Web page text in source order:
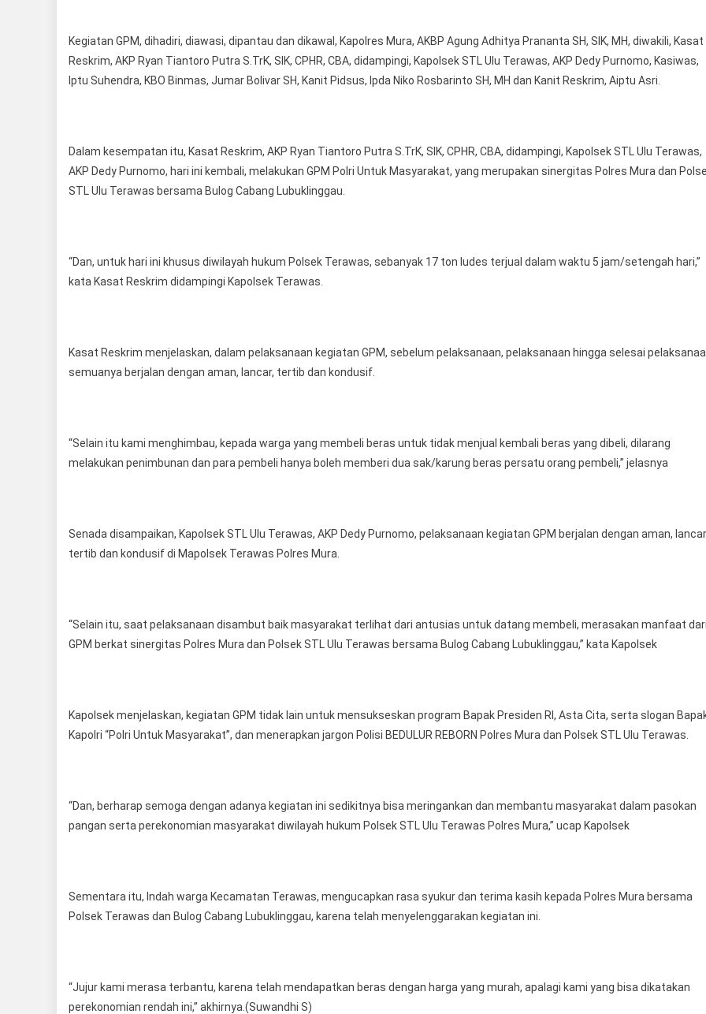
Kegiatan GPM, dihadiri, diawasi, dipantau dan dikawal, Kapolres Mura, AKBP Agung Adhitya Prananta SH, SIK, MH, diwakili, Kasat
Reskrim, AKP Ryan Tiantoro Putra S.TrK, SIK, CPHR, CBA, didampingi, Kapolsek STL Ulu Terawas, AKP Dedy Purnomo, Kasiwas,
Iptu Suhendra, KBO Binmas, Jumar Bolivar SH, Kanit Pidsus, Ipda Niko Rosbarinto SH, MH dan Kanit Reskrim, Aiptu Asri.
Dalam kesempatan itu, Kasat Reskrim, AKP Ryan Tiantoro Putra S.TrK, SIK, CPHR, CBA, didampingi, Kapolsek STL Ulu Terawas,
AKP Dedy Purnomo, hari ini kembali, melakukan GPM Polri Untuk Masyarakat, yang merupakan sinergitas Polres Mura dan
STL Ulu Terawas bersama Bulog Cabang Lubuklinggau.
“Dan, untuk hari ini khusus diwilayah hukum Polsek Terawas, sebanyak 17 ton ludes terjual dalam waktu 5 jam/setengah hari,”
kata Kasat Reskrim didampingi Kapolsek Terawas.
Kasat Reskrim menjelaskan, dalam pelaksanaan kegiatan GPM, sebelum pelaksanaan, pelaksanaan hingga selesai
semuanya berjalan dengan aman, lancar, tertib dan kondusif.
“Selain itu kami menghimbau, kepada warga yang membeli beras untuk tidak menjual kembali beras yang dibeli, dilarang
melakukan penimbunan dan para pembeli hanya boleh memberi dua sak/karung beras persatu orang pembeli,” jelasnya
Senada disampaikan, Kapolsek STL Ulu Terawas, AKP Dedy Purnomo, pelaksanaan kegiatan GPM berjalan dengan aman,
tertib dan kondusif di Mapolsek Terawas Polres Mura.
“Selain itu, saat pelaksanaan disambut baik masyarakat terlihat dari antusias untuk datang membeli, merasakan manfaat
GPM berkat sinergitas Polres Mura dan Polsek STL Ulu Terawas bersama Bulog Cabang Lubuklinggau,” kata Kapolsek
Kapolsek menjelaskan, kegiatan GPM tidak lain untuk mensukseskan program Bapak Presiden RI, Asta Cita, serta slogan
Kapolri “Polri Untuk Masyarakat”, dan menerapkan jargon Polisi BEDULUR REBORN Polres Mura dan Polsek STL Ulu Terawas.
“Dan, berharap semoga dengan adanya kegiatan ini sedikitnya bisa meringankan dan membantu masyarakat dalam pasokan
pangan serta perekonomian masyarakat diwilayah hukum Polsek STL Ulu Terawas Polres Mura,” ucap Kapolsek
Sementara itu, Indah warga Kecamatan Terawas, mengucapkan rasa syukur dan terima kasih kepada Polres Mura bersama
Polsek Terawas dan Bulog Cabang Lubuklinggau, karena telah menyelenggarakan kegiatan ini.
“Jujur kami merasa terbantu, karena telah mendapatkan beras dengan harga yang murah, apalagi kami yang bisa dikatakan
perekonomian rendah ini,” akhirnya.(Suwandhi S)